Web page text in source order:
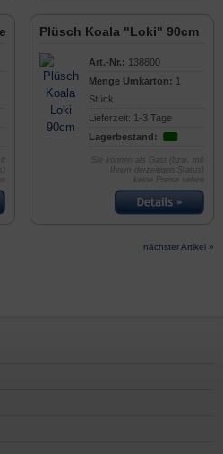
30cmPlüsch Koala "Loki" 90cm
Art.-Nr.: 138800
Menge Umkarton: 1
Stück
Lieferzeit: 1-3 Tage
Lagerbestand:
Sie können als Gast (bzw. mit
Ihrem derzeitigen Status)
keine Preise sehen
nächster Artikel »